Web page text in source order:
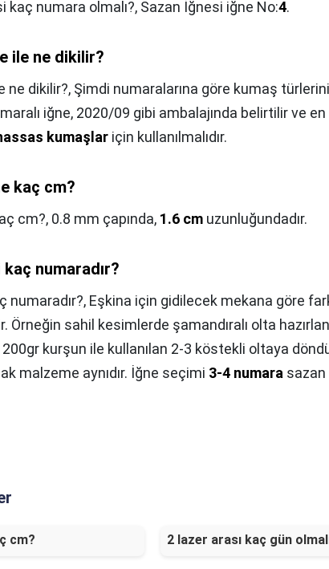
kaç numara olmalı?, Sazan İğnesi iğne No:4.
ile ne dikilir?
ne dikilir?, Şimdi numaralarına göre kumaş türlerini
iğne, 2020/09 gibi ambalajında belirtilir ve
kumaşlar için kullanılmalıdır.
kaç cm?
cm?, 0.8 mm çapında, 1.6 cm uzunluğundadır.
numaradır?
numaradır?, Eşkina için gidilecek mekana göre
Örneğin sahil kesimlerde şamandıralı olta
kurşun ile kullanılan 2-3 köstekli oltaya
malzeme aynıdır. İğne seçimi 3-4 numara sazan
cm? 2 lazer arası kaç gün